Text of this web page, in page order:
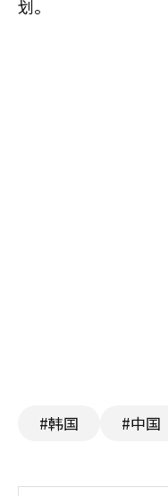
划。
#韩国 #中国